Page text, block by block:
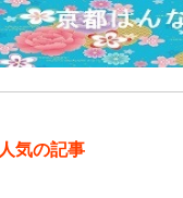
人気の記事